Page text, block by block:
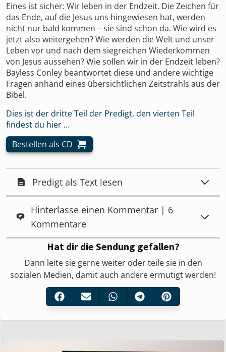
Eines ist sicher: Wir leben in der Endzeit. Die Zeichen für
das Ende, auf die Jesus uns hingewiesen hat, werden
nicht nur bald kommen – sie sind schon da. Wie wird es
jetzt also weitergehen? Wie werden die Welt und unser
Leben vor und nach dem siegreichen Wiederkommen
von Jesus aussehen? Wie sollen wir in der Endzeit leben?
Bayless Conley beantwortet diese und andere wichtige
Fragen anhand eines übersichtlichen Zeitstrahls aus der
Bibel.
Dies ist der dritte Teil der Predigt, den vierten Teil
findest du hier …
Bestellen als CD
Predigt als Text lesen
Hinterlasse einen Kommentar | 6
Kommentare
Hat dir die Sendung gefallen?
Dann leite sie gerne weiter oder teile sie in den
sozialen Medien, damit auch andere ermutigt werden!